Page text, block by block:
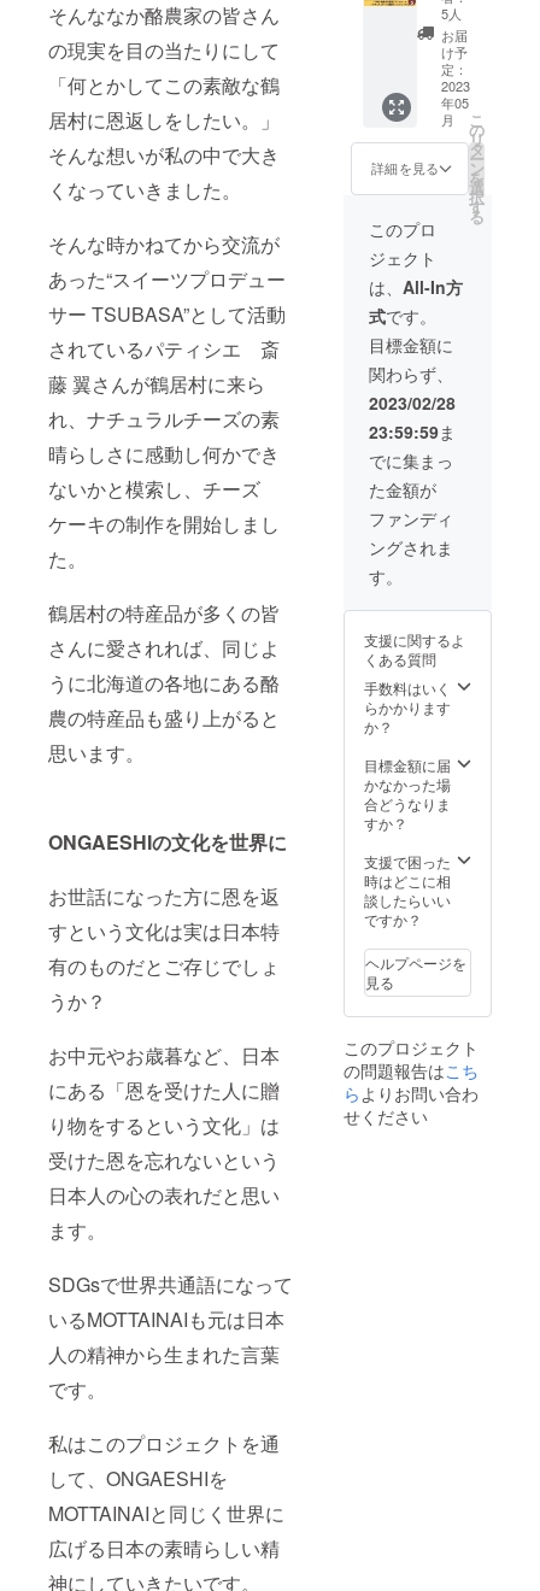
そんななか酪農家の皆さん
の現実を目の当たりにして
「何とかしてこの素敵な鶴
居村に恩返しをしたい。」
そんな想いが私の中で大き
くなっていきました。
そんな時かねてから交流が
あった“スイーツプロデュー
サー TSUBASA”として活動
されているパティシエ 斎
藤 翼さんが鶴居村に来ら
れ、ナチュラルチーズの素
晴らしさに感動し何かでき
ないかと模索し、チーズ
ケーキの制作を開始しまし
た。
鶴居村の特産品が多くの皆
さんに愛されれば、同じよ
うに北海道の各地にある酪
農の特産品も盛り上がると
思います。
ONGAESHIの文化を世界に
お世話になった方に恩を返
すという文化は実は日本特
有のものだとご存じでしょ
うか？
お中元やお歳暮など、日本
にある「恩を受けた人に贈
り物をするという文化」は
受けた恩を忘れないという
日本人の心の表れだと思い
ます。
SDGsで世界共通語になって
いるMOTTAINAIも元は日本
人の精神から生まれた言葉
です。
私はこのプロジェクトを通
して、ONGAESHIを
MOTTAINAIと同じく世界に
広げる日本の素晴らしい精
神にしていきたいです。
43.9平
米 ※素
泊まり
のみ ※
ご予約
方法な
どの詳
プロ
ジェク
後メー
ルにて
ご案内
いたし
ます。
※宿泊体
験の利
用期限
は、
2023年
5月より
1年間と
なりま
す。 ※
現地ま
での交
通費は
支援者
ださ
い。 ※
消費税
と送料
込みの
お値段
など詳
細は
メール
せてい
ただき
ます。
※チーズ
ケーキ
とチー
泊時で
はな
く、先
に配送
いたし
ます。
※お届け
備考欄
にお書
きくだ
さい。
（午前
中/14-
18
時/18-
時/19-
21時か
ら選
択）
(ショコ
ラ) ※消
費税と
送料込
みのお
値段で
す。 ※
お届け
は2023
年5月予
す。 ※
法は冷
凍で
す。 ※
配達時
間指定
がある
場合は
備考欄
きくだ
さい。
（午前
中/14-
16
時/16-
18
時/19-
21時か
ら選
択）
でお届
けしま
す。 超
早割価
格で
8,000円
OFFで
す。 ●
セット
ラル
チーズ
『鶴
居』
セット
・チー
ズケー
キ1個
(抹茶) ※
消費税
と送料
込みの
お値段
です。
※お届け
は2023
年5月予
定で
法は冷
凍で
す。 ※
配達時
間指定
がある
にお書
きくだ
さい。
16
時/16-
18
時/18-
時/19-
21時か
ら選
択）
ケーキ
＋ナ
チュラ
ルチー
ズ 鶴居
セット
(プレミ
アム)】
鶴居村
の恩返
しチー
ズケー
キ＋ナ
チュラ
ルチー
ズ『鶴
居』
セット
をお得
な早割
価格で
お届け
しま
す。 早
割価格
で4,000
円OFF
です。
●セット
ラル
『鶴
居』
セット
・チー
ズケー
(プレミ
アム) ※
消費税
と送料
お値段
です。
※お届け
は2023
定で
す。 ※
配送方
法は冷
す。 ※
配達時
間指定
がある
場合は
5人
お届
け予
定：
2023
年05
月
詳細を見る
こ
の
リ
タ
ー
ン
を
選
択
す
る
このプロ
ジェクト
は、 All-In方
式です。
目標金額に
関わらず、
2023/02/28
23:59:59ま
でに集まっ
た金額が
ファンディ
ングされま
す。
支援に関するよ
くある質問
手数料はいく
らかかります
か？
目標金額に届
かなかった場
合どうなりま
すか？
支援で困った
時はどこに相
談したらいい
ですか？
ヘルプページを
見る
このプロジェクト
の問題報告はこち
ら よりお問い合わ
せください